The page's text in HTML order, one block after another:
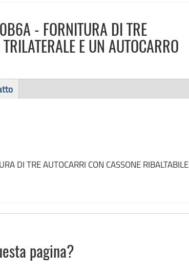
- FORNITURA DI TRE
E UN AUTOCARRO
TRE AUTOCARRI CON CASSONE RIBALTABILE
pagina?